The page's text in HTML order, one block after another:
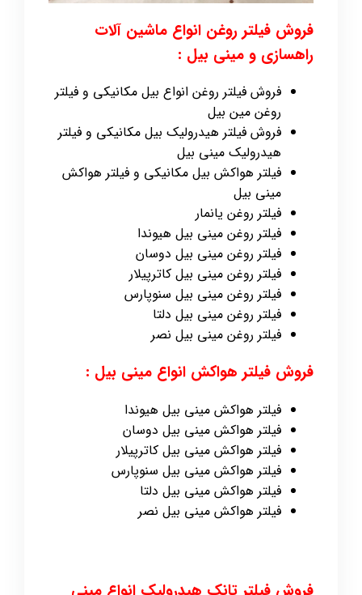
فروش فیلتر روغن انواع ماشین آلات
راهسازی و مینی بیل :
فروش فیلتر روغن انواع بیل مکانیکی و فیلتر
روغن مین بیل
فروش فیلتر هیدرولیک بیل مکانیکی و فیلتر
هیدرولیک مینی بیل
فیلتر هواکش بیل مکانیکی و فیلتر هواکش
مینی بیل
فیلتر روغن یانمار
فیلتر روغن مینی بیل هیوندا
فیلتر روغن مینی بیل دوسان
فیلتر روغن مینی بیل کاترپیلار
فیلتر روغن مینی بیل سنوپارس
فیلتر روغن مینی بیل دلتا
فیلتر روغن مینی بیل نصر
فروش فیلتر هواکش انواع مینی بیل :
فیلتر هواکش مینی بیل هیوندا
فیلتر هواکش مینی بیل دوسان
فیلتر هواکش مینی بیل کاترپیلار
فیلتر هواکش مینی بیل سنوپارس
فیلتر هواکش مینی بیل دلتا
فیلتر هواکش مینی بیل نصر